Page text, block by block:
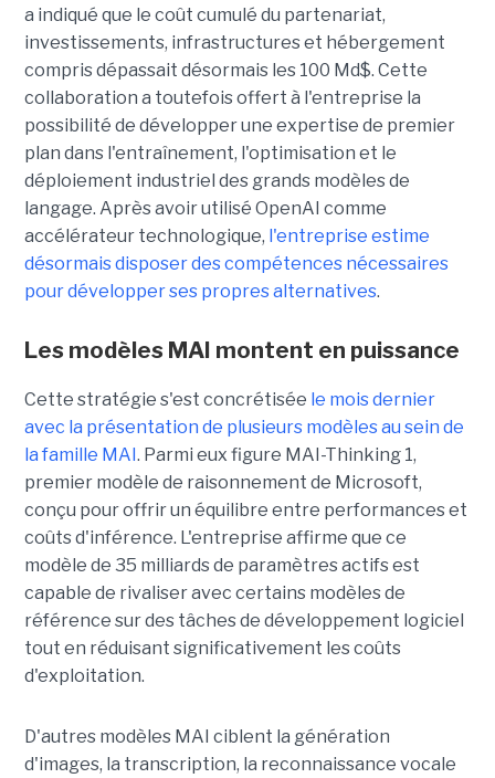
a indiqué que le coût cumulé du partenariat,
investissements, infrastructures et hébergement
compris dépassait désormais les 100 Md$. Cette
collaboration a toutefois offert à l'entreprise la
possibilité de développer une expertise de premier
plan dans l'entraînement, l'optimisation et le
déploiement industriel des grands modèles de
langage. Après avoir utilisé OpenAI comme
accélérateur technologique, l'entreprise estime
désormais disposer des compétences nécessaires
pour développer ses propres alternatives.
Les modèles MAI montent en puissance
Cette stratégie s'est concrétisée le mois dernier
avec la présentation de plusieurs modèles au sein de
la famille MAI . Parmi eux figure MAI-Thinking 1,
premier modèle de raisonnement de Microsoft,
conçu pour offrir un équilibre entre performances et
coûts d'inférence. L'entreprise affirme que ce
modèle de 35 milliards de paramètres actifs est
capable de rivaliser avec certains modèles de
référence sur des tâches de développement logiciel
tout en réduisant significativement les coûts
d'exploitation.
D'autres modèles MAI ciblent la génération
d'images, la transcription, la reconnaissance vocale